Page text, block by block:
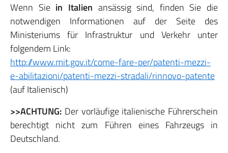
Wenn Sie in Italien ansässig sind, finden Sie die
notwendigen Informationen auf der Seite des
Ministeriums für Infrastruktur und Verkehr unter
folgendem Link:
http://www.mit.gov.it/come-fare-per/patenti-mezzi-
e-abilitazioni/patenti-mezzi-stradali/rinnovo-patente
(auf Italienisch)
>>ACHTUNG: Der vorläufige italienische Führerschein
berechtigt nicht zum Führen eines Fahrzeugs in
Deutschland.